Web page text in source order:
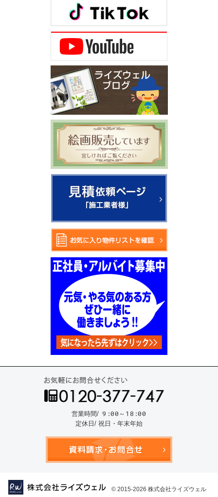
営業時間/ 9:00～18:00
定休日/ 祝日・年末年始
© 2015-2026 株式会社ライズウェル